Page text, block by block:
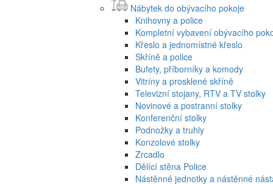
Nábytek do obývacího pokoje
Knihovny a police
Kompletní vybavení obývacího
Křeslo a jednomístné křeslo
Skříně a police
Bufety, příborníky a komody
Vitríny a prosklené skříně
Televizní stojany, RTV a TV stolky
Novinové a postranní stolky
Konferenční stolky
Podnožky a truhly
Konzolové stolky
Zrcadlo
Dělící stěna Police
Nástěnné jednotky a nástěnné